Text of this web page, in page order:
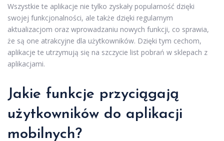
Wszystkie te aplikacje nie tylko zyskały popularność dzięki
swojej funkcjonalności, ale także dzięki regularnym
aktualizacjom oraz wprowadzaniu nowych funkcji, co sprawia,
że są one atrakcyjne dla użytkowników. Dzięki tym cechom,
aplikacje te utrzymują się na szczycie list pobrań w sklepach z
aplikacjami.
Jakie funkcje przyciągają
użytkowników do aplikacji
mobilnych?